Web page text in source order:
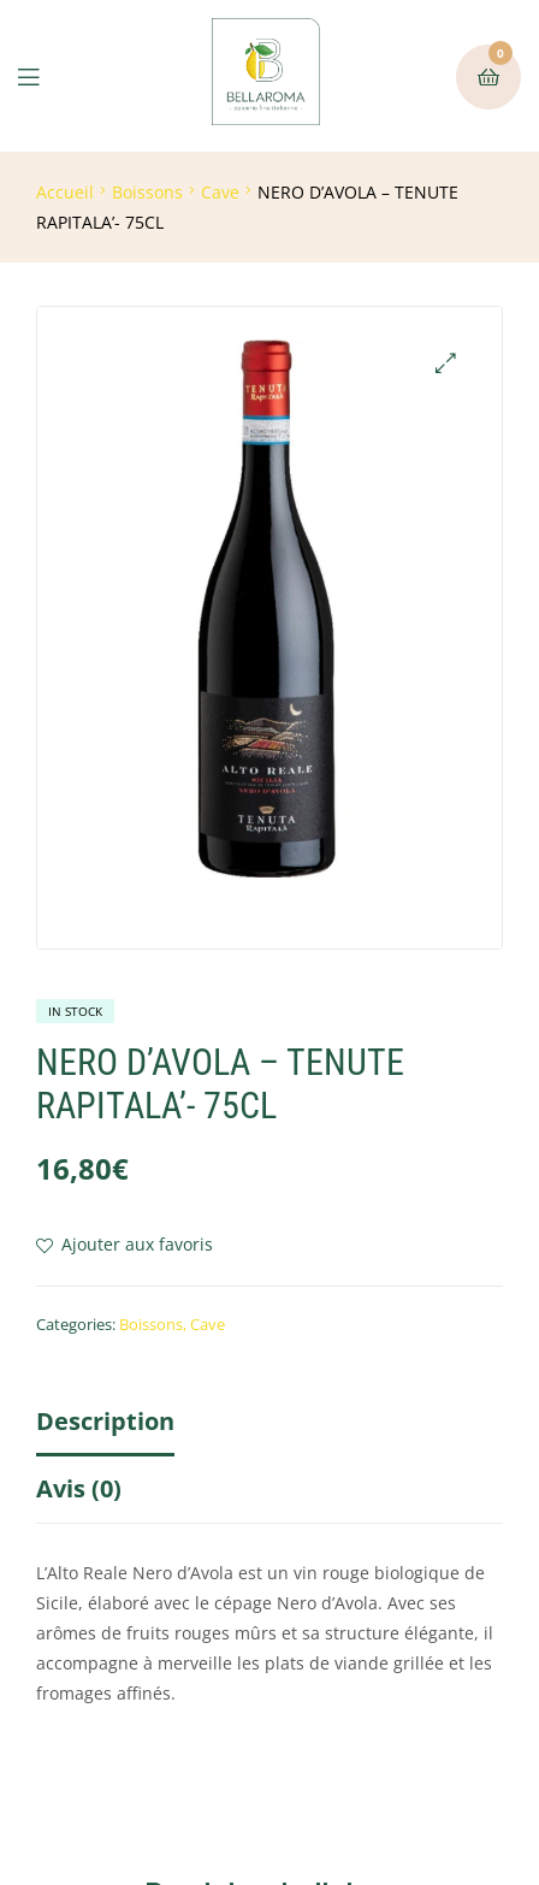
0
Accueil Boissons Cave
NERO D’AVOLA – TENUTE
RAPITALA’- 75CL
IN STOCK
NERO D’AVOLA – TENUTE
RAPITALA’- 75CL
16,80€
Ajouter aux favoris
Categories: Boissons,Cave
Description
Avis (0)
L’Alto Reale Nero d’Avola est un vin rouge biologique de
Sicile, élaboré avec le cépage Nero d’Avola. Avec ses
arômes de fruits rouges mûrs et sa structure élégante, il
accompagne à merveille les plats de viande grillée et les
fromages affinés.